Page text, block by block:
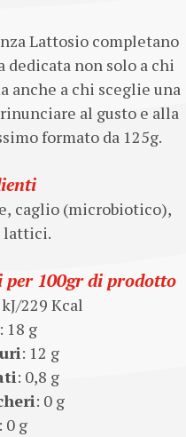
Lattosio completano
non solo a chi
anche a chi sceglie una
al gusto e alla
formato da 125g.
caglio (microbiotico),
lattici.
100gr di prodotto
229 Kcal
: 18 g
: 12 g
: 0,8 g
: 0 g
: 0 g